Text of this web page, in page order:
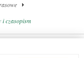
i czasopism